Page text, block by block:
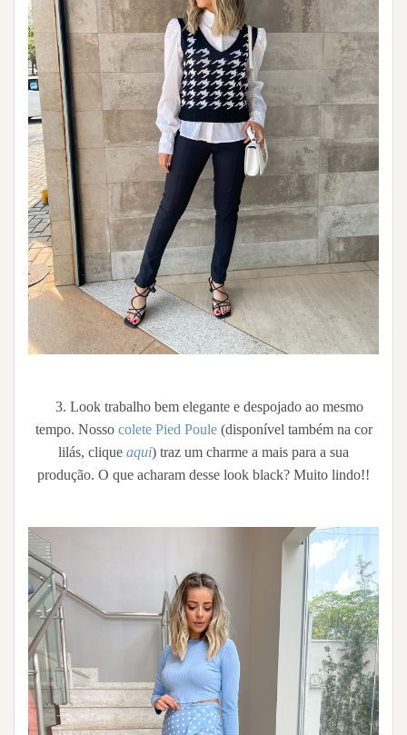
3. Look trabalho bem elegante e despojado ao mesmo
tempo. Nosso colete Pied Poule(disponível também na cor
lilás, clique aqui) traz um charme a mais para a sua
produção. O que acharam desse look black? Muito lindo!!